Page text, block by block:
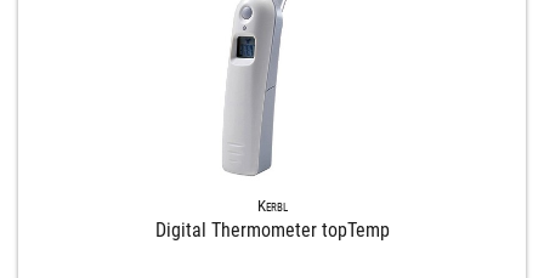
Kerbl
Digital Thermometer topTemp